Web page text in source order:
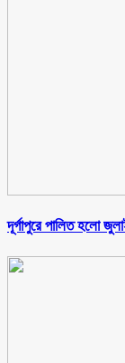
‎দূর্গাপুরে পালিত হলো